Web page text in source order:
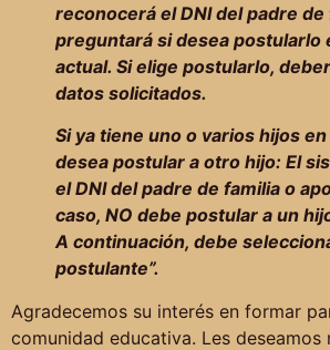
reconocerá el DNI del padre de
preguntará si desea postularlo
actual. Si elige postularlo,
datos solicitados.
Si ya tiene uno o varios hijos
desea postular a otro hijo: El
el DNI del padre de familia o
caso, NO debe postular a un
A continuación, debe
postulante”.
Agradecemos su interés en formar
comunidad educativa. Les deseamos